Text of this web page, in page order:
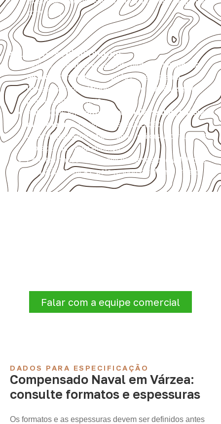
com água.
Aplicações relacionadas
Móveis, divisórias e componentes de
marcenaria
técnica
, conforme exposição e acabamento.
Revestimentos internos, painéis e divisórias para
projetos profissionais.
Aplicações em
carrocerias, implementos, trailers e
motorhomes, conforme especificação.
Uso industrial em embalagens, caixas, montagem e
proteção de equipamentos.
Projetos náuticos específicos, desde que validados
pela ficha técnica e pelo responsável pelo projeto.
Falar com a equipe comercial
DADOS PARA ESPECIFICAÇÃO
Compensado Naval em Várzea:
consulte formatos e espessuras
Os formatos e as espessuras devem ser definidos antes